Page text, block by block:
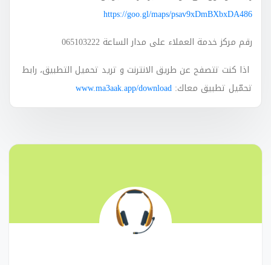
https://goo.gl/maps/psav9xDmBXbxDA486
رقم مركز خدمة العملاء على مدار الساعة 065103222
اذا كنت تتصفح عن طريق الانترنت و تريد تحميل التطبيق، رابط
تحمّيل تطبيق معاك:
www.ma3aak.app/download